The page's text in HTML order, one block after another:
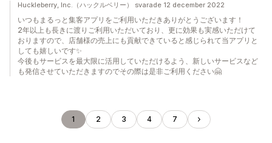
Huckleberry, Inc.（ハックルベリー） svarade 12 december 2022
いつもまるっと集客アプリをご利用いただきありがとうございます！
2年以上も長きに渡りご利用いただいており、更に効果も実感いただけて
おりますので、店舗様の売上にも貢献できていると感じられて当アプリと
しても嬉しいです✨
今後もサービスを最大限に活用していただけるよう、新しいサービスなど
も発信させていただきますのでその際は是非ご利用ください🤗
1 2 3 4 7